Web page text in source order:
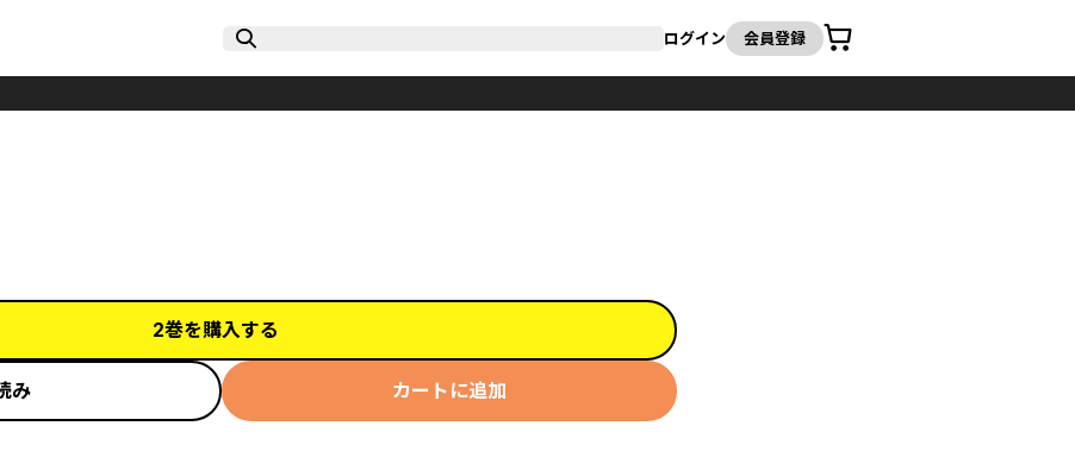
ログイン 会員登録
カート
2巻を購入する
み カートに追加